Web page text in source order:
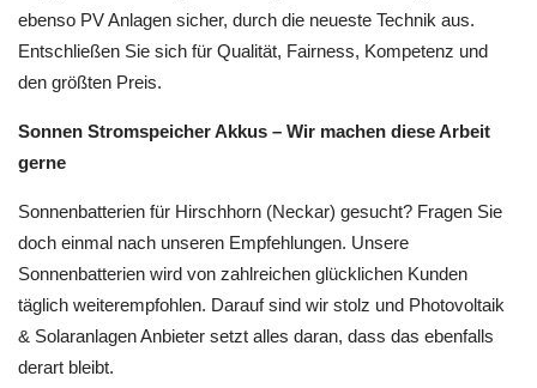
ebenso PV Anlagen sicher, durch die neueste Technik aus.
Entschließen Sie sich für Qualität, Fairness, Kompetenz und
den größten Preis.
Sonnen Stromspeicher Akkus – Wir machen diese Arbeit
gerne
Sonnenbatterien für Hirschhorn (Neckar) gesucht? Fragen Sie
doch einmal nach unseren Empfehlungen. Unsere
Sonnenbatterien wird von zahlreichen glücklichen Kunden
täglich weiterempfohlen. Darauf sind wir stolz und Photovoltaik
& Solaranlagen Anbieter setzt alles daran, dass das ebenfalls
derart bleibt.